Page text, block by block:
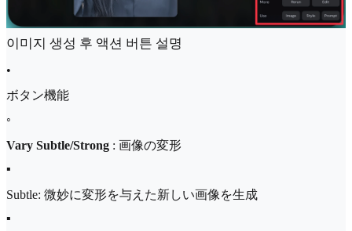
이미지 생성 후 액션 버튼 설명
•
ボタン機能
◦
Vary Subtle/Strong : 画像の変形
▪
Subtle: 微妙に変形を与えた新しい画像を生成
▪